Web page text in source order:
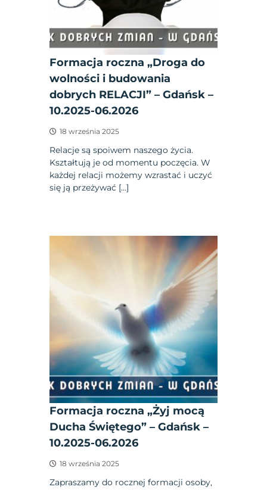
Formacja roczna „Droga do
wolności i budowania
dobrych RELACJI” – Gdańsk –
10.2025-06.2026
18 września 2025
Relacje są spoiwem naszego życia.
Kształtują je od momentu poczęcia. W
każdej relacji możemy wzrastać i uczyć
się ją przeżywać […]
Formacja roczna „Żyj mocą
Ducha Świętego” – Gdańsk –
10.2025-06.2026
18 września 2025
Zapraszamy do rocznej formacji osoby,